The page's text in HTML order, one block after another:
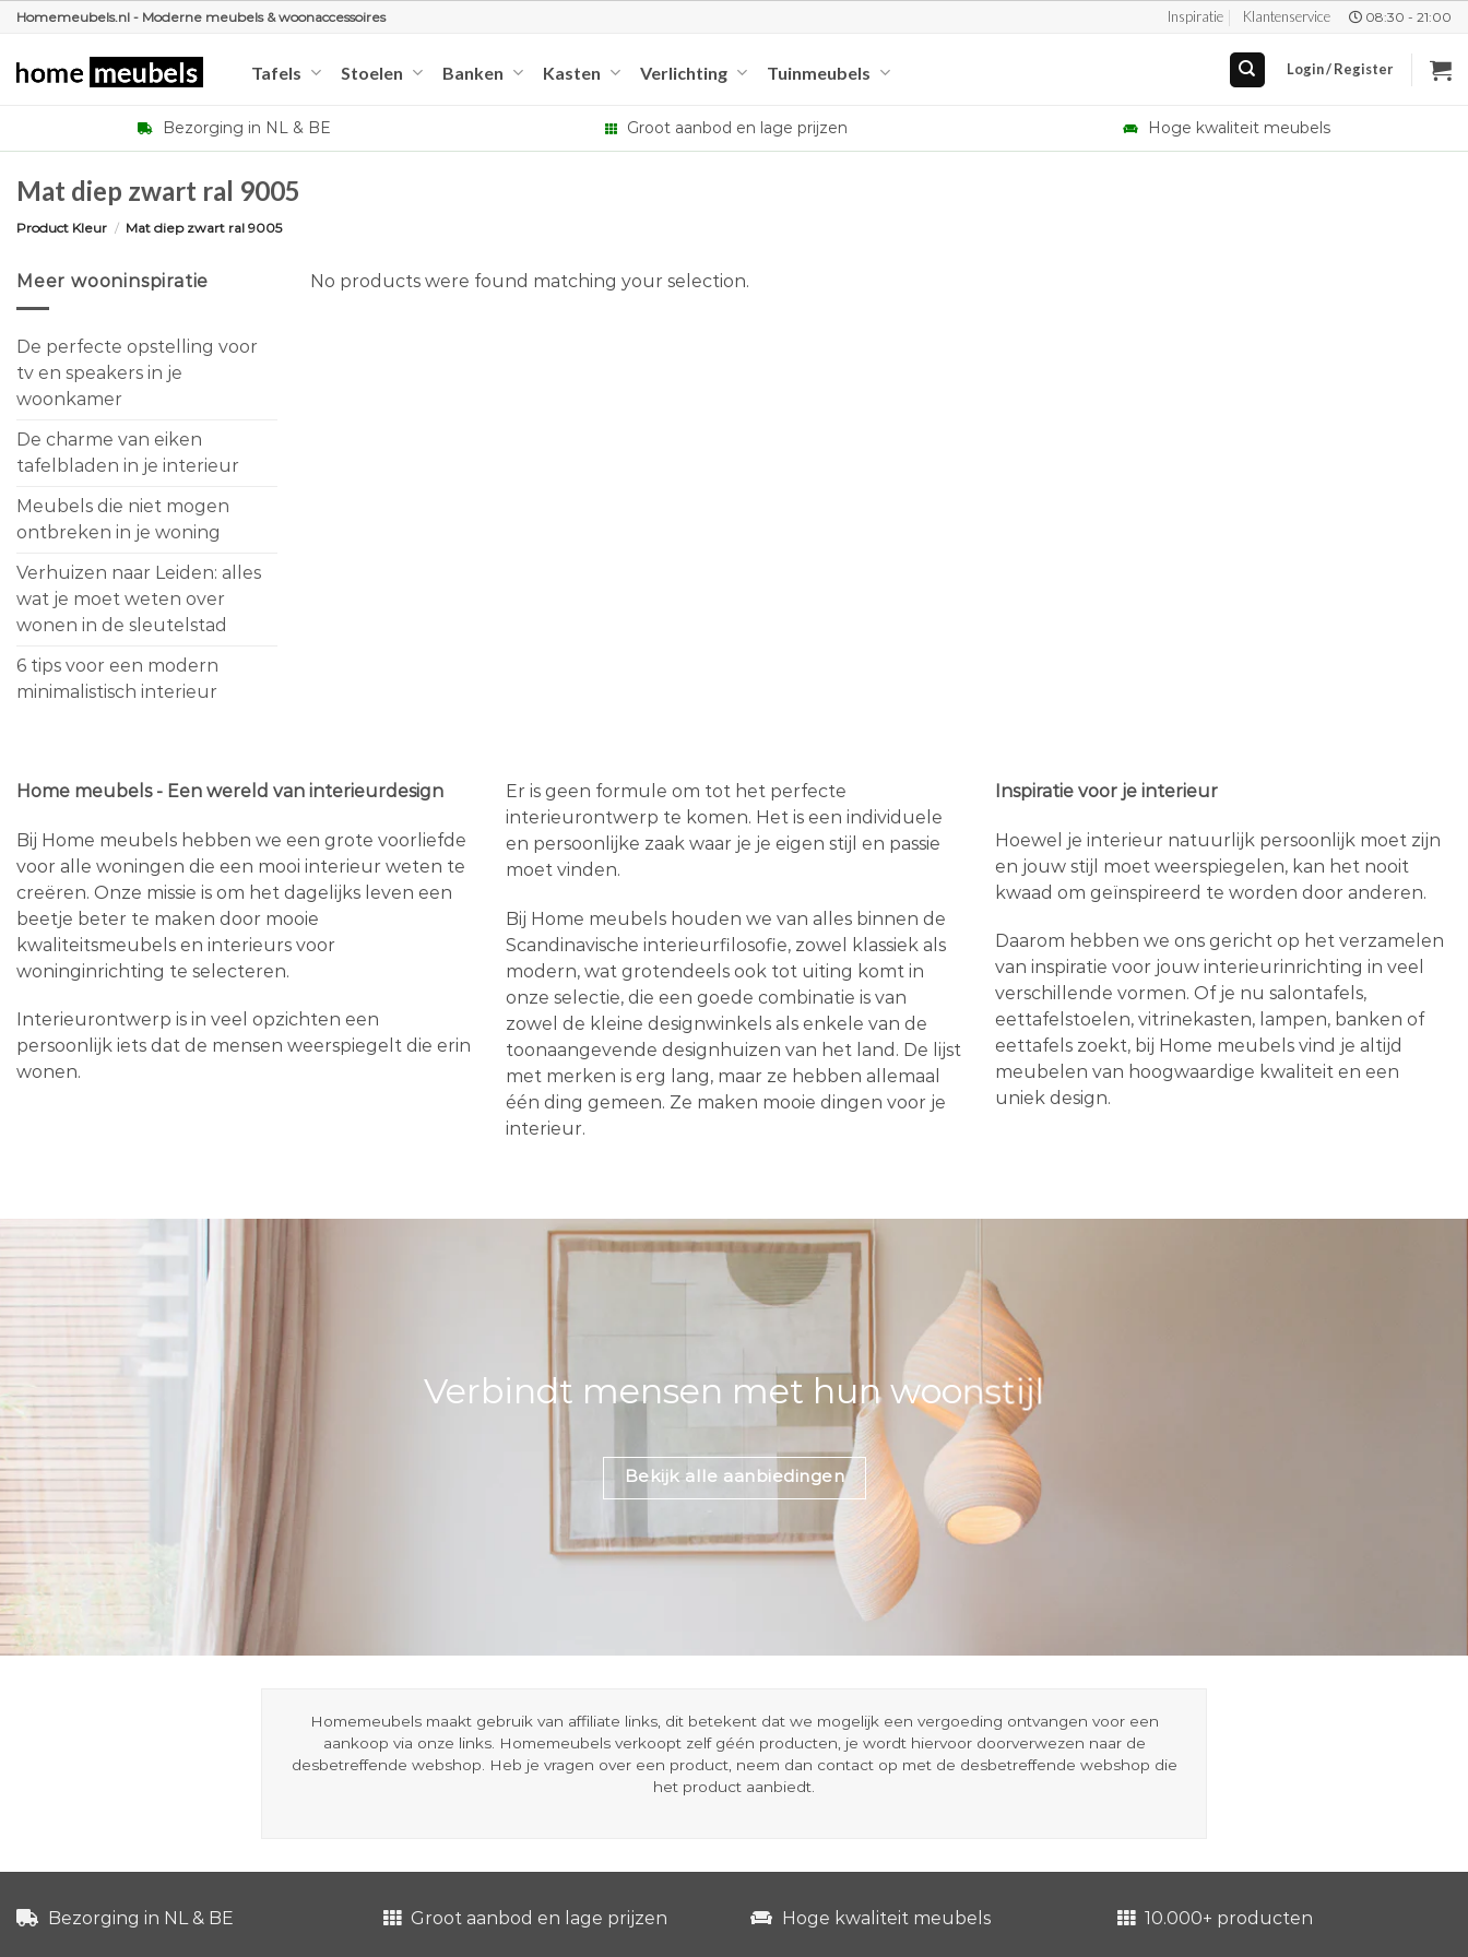
Ga
inhoud
Homemeubels.nl - Moderne meubels & woonaccessoires Inspiratie Klantenservice 08:30 - 21:00
Tafels Stoelen Banken Kasten Verlichting Tuinmeubels Login / Register
Bezorging in NL & BE Groot aanbod en lage prijzen Hoge kwaliteit meubels
Mat diep zwart ral 9005
Product Kleur / Mat diep zwart ral 9005
Meer wooninspiratie
De perfecte opstelling voor
tv en speakers in je
woonkamer
De charme van eiken
tafelbladen in je interieur
Meubels die niet mogen
ontbreken in je woning
Verhuizen naar Leiden: alles
wat je moet weten over
wonen in de sleutelstad
6 tips voor een modern
minimalistisch interieur
No products were found matching your selection.
Home meubels - Een wereld van interieurdesign
Bij Home meubels hebben we een grote voorliefde
voor alle woningen die een mooi interieur weten te
creëren. Onze missie is om het dagelijks leven een
beetje beter te maken door mooie
kwaliteitsmeubels en interieurs voor
woninginrichting te selecteren.
Interieurontwerp is in veel opzichten een
persoonlijk iets dat de mensen weerspiegelt die erin
wonen.
Er is geen formule om tot het perfecte
interieurontwerp te komen. Het is een individuele
en persoonlijke zaak waar je je eigen stijl en passie
moet vinden.
Bij Home meubels houden we van alles binnen de
Scandinavische interieurfilosofie, zowel klassiek als
modern, wat grotendeels ook tot uiting komt in
onze selectie, die een goede combinatie is van
zowel de kleine designwinkels als enkele van de
toonaangevende designhuizen van het land. De lijst
met merken is erg lang, maar ze hebben allemaal
één ding gemeen. Ze maken mooie dingen voor je
interieur.
Inspiratie voor je interieur
Hoewel je interieur natuurlijk persoonlijk moet zijn
en jouw stijl moet weerspiegelen, kan het nooit
kwaad om geïnspireerd te worden door anderen.
Daarom hebben we ons gericht op het verzamelen
van inspiratie voor jouw interieurinrichting in veel
verschillende vormen. Of je nu salontafels,
eettafelstoelen, vitrinekasten, lampen, banken of
eettafels zoekt, bij Home meubels vind je altijd
meubelen van hoogwaardige kwaliteit en een
uniek design.
Verbindt mensen met hun woonstijl
Bekijk alle aanbiedingen
Homemeubels maakt gebruik van affiliate links, dit betekent dat we mogelijk een vergoeding ontvangen voor een
aankoop via onze links. Homemeubels verkoopt zelf géén producten, je wordt hiervoor doorverwezen naar de
desbetreffende webshop. Heb je vragen over een product, neem dan contact op met de desbetreffende webshop die
het product aanbiedt.
Bezorging in NL & BE Groot aanbod en lage prijzen Hoge kwaliteit meubels 10.000+ producten